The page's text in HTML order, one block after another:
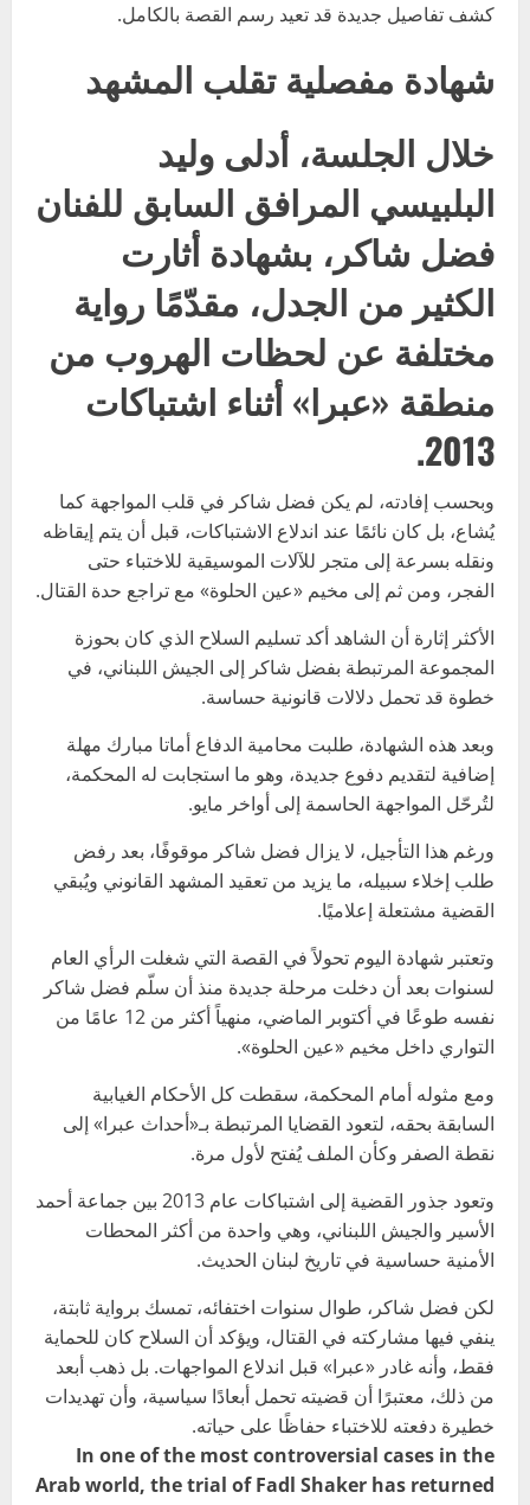
كشف تفاصيل جديدة قد تعيد رسم القصة بالكامل.
شهادة مفصلية تقلب المشهد
خلال الجلسة، أدلى وليد
البلبيسي المرافق السابق للفنان
فضل شاكر، بشهادة أثارت
الكثير من الجدل، مقدّمًا رواية
مختلفة عن لحظات الهروب من
منطقة «عبرا» أثناء اشتباكات
2013.
وبحسب إفادته، لم يكن فضل شاكر في قلب المواجهة كما
يُشاع، بل كان نائمًا عند اندلاع الاشتباكات، قبل أن يتم إيقاظه
ونقله بسرعة إلى متجر للآلات الموسيقية للاختباء حتى
الفجر، ومن ثم إلى مخيم «عين الحلوة» مع تراجع حدة القتال.
الأكثر إثارة أن الشاهد أكد تسليم السلاح الذي كان بحوزة
المجموعة المرتبطة بفضل شاكر إلى الجيش اللبناني، في
خطوة قد تحمل دلالات قانونية حساسة.
وبعد هذه الشهادة، طلبت محامية الدفاع أماتا مبارك مهلة
إضافية لتقديم دفوع جديدة، وهو ما استجابت له المحكمة،
لتُرحّل المواجهة الحاسمة إلى أواخر مايو.
ورغم هذا التأجيل، لا يزال فضل شاكر موقوفًا، بعد رفض
طلب إخلاء سبيله، ما يزيد من تعقيد المشهد القانوني ويُبقي
القضية مشتعلة إعلاميًا.
وتعتبر شهادة اليوم تحولاً في القصة التي شغلت الرأي العام
لسنوات بعد أن دخلت مرحلة جديدة منذ أن سلّم فضل شاكر
نفسه طوعًا في أكتوبر الماضي، منهياً أكثر من 12 عامًا من
التواري داخل مخيم «عين الحلوة».
ومع مثوله أمام المحكمة، سقطت كل الأحكام الغيابية
السابقة بحقه، لتعود القضايا المرتبطة بـ«أحداث عبرا» إلى
نقطة الصفر وكأن الملف يُفتح لأول مرة.
وتعود جذور القضية إلى اشتباكات عام 2013 بين جماعة أحمد
الأسير والجيش اللبناني، وهي واحدة من أكثر المحطات
الأمنية حساسية في تاريخ لبنان الحديث.
لكن فضل شاكر، طوال سنوات اختفائه، تمسك برواية ثابتة،
ينفي فيها مشاركته في القتال، ويؤكد أن السلاح كان للحماية
فقط، وأنه غادر «عبرا» قبل اندلاع المواجهات. بل ذهب أبعد
من ذلك، معتبرًا أن قضيته تحمل أبعادًا سياسية، وأن تهديدات
خطيرة دفعته للاختباء حفاظًا على حياته.
In one of the most controversial cases in the
Arab world, the trial of Fadl Shaker has returned